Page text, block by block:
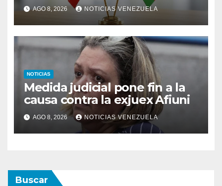
de Ormuz
AGO 8, 2026 NOTICIAS VENEZUELA
NOTICIAS
Medida judicial pone fin a la
causa contra la exjuex Afiuni
AGO 8, 2026 NOTICIAS VENEZUELA
Buscar